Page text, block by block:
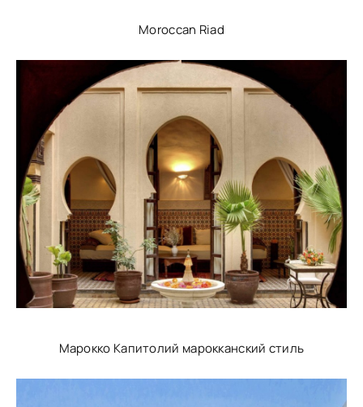
Moroccan Riad
Марокко Капитолий марокканский стиль